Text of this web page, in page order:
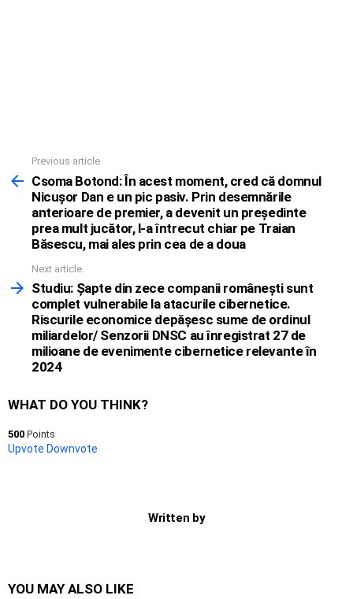
more
Previous article
Csoma Botond: În acest moment, cred că domnul
Nicuşor Dan e un pic pasiv. Prin desemnările
anterioare de premier, a devenit un preşedinte
prea mult jucător, l-a întrecut chiar pe Traian
Băsescu, mai ales prin cea de a doua
Next article
Studiu: Şapte din zece companii româneşti sunt
complet vulnerabile la atacurile cibernetice.
Riscurile economice depăşesc sume de ordinul
miliardelor/ Senzorii DNSC au înregistrat 27 de
milioane de evenimente cibernetice relevante în
2024
WHAT DO YOU THINK?
500 Points
Upvote Downvote
Written by
YOU MAY ALSO LIKE